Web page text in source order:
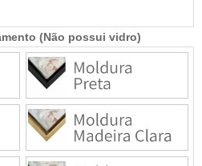
(Não possui vidro)